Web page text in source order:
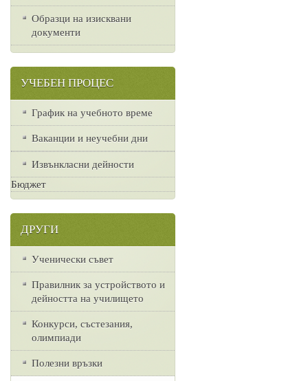
Образци на изисквани
документи
УЧЕБЕН ПРОЦЕС
График на учебното време
Ваканции и неучебни дни
Извънкласни дейности
Бюджет
ДРУГИ
Ученически съвет
Правилник за устройството и
дейността на училището
Конкурси, състезания,
олимпиади
Полезни връзки